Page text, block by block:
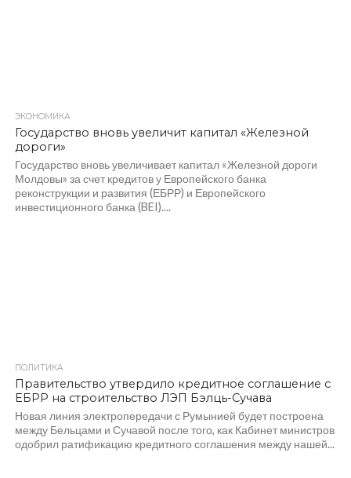
ЭКОНОМИКА
Государство вновь увеличит капитал «Железной
дороги»
Государство вновь увеличивает капитал «Железной дороги
Молдовы» за счет кредитов у Европейского банка
реконструкции и развития (ЕБРР) и Европейского
инвестиционного банка (BEI)....
ПОЛИТИКА
Правительство утвердило кредитное соглашение с
ЕБРР на строительство ЛЭП Бэлць-Сучава
Новая линия электропередачи с Румынией будет построена
между Бельцами и Сучавой после того, как Кабинет министров
одобрил ратификацию кредитного соглашения между нашей...